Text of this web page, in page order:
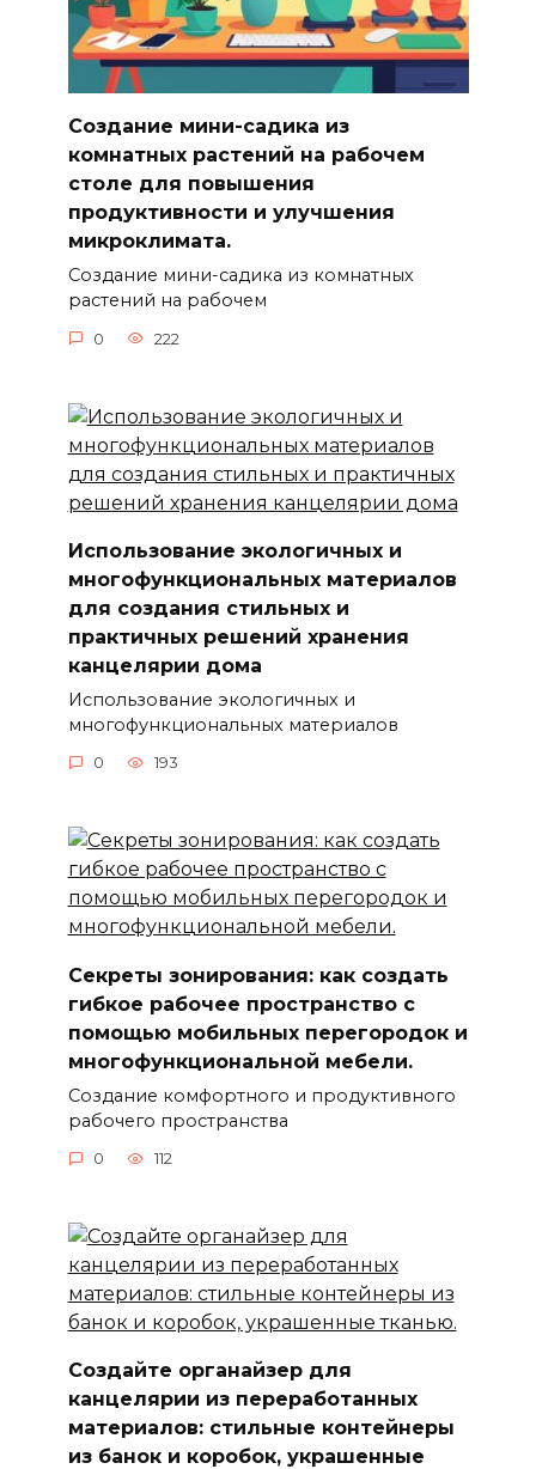
Создание мини-садика из
комнатных растений на рабочем
столе для повышения
продуктивности и улучшения
микроклимата.
Создание мини-садика из комнатных
растений на рабочем
0 222
Использование экологичных и
многофункциональных материалов
для создания стильных и
практичных решений хранения
канцелярии дома
Использование экологичных и
многофункциональных материалов
0 193
Секреты зонирования: как создать
гибкое рабочее пространство с
помощью мобильных перегородок и
многофункциональной мебели.
Создание комфортного и продуктивного
рабочего пространства
0 112
Создайте органайзер для
канцелярии из переработанных
материалов: стильные контейнеры
из банок и коробок, украшенные